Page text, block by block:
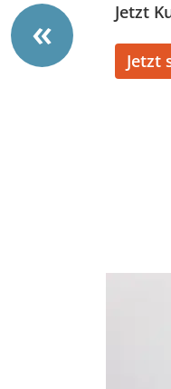
Jetzt
Jetzt
«